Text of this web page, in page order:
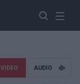
VIDEO AUDIO